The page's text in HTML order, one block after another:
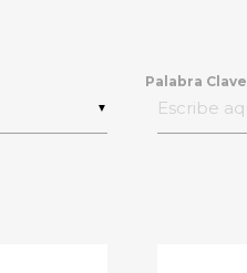
▼
Palabra Clave